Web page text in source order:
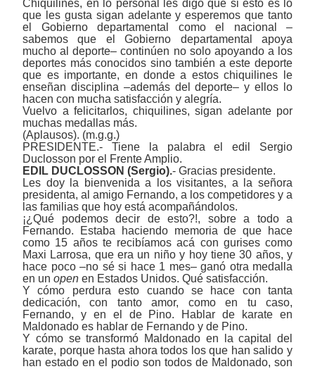
Chiquilines, en lo personal les digo que si esto es lo
que les gusta sigan adelante y esperemos que tanto
el Gobierno departamental como el nacional ‒
sabemos que el Gobierno departamental apoya
mucho al deporte‒ continúen no solo apoyando a los
deportes más conocidos sino también a este deporte
que es importante, en donde a estos chiquilines le
enseñan disciplina ‒además del deporte‒ y ellos lo
hacen con mucha satisfacción y alegría.
Vuelvo a felicitarlos, chiquilines, sigan adelante por
muchas medallas más.
(Aplausos). (m.g.g.)
PRESIDENTE.- Tiene la palabra el edil Sergio
Duclosson por el Frente Amplio.
EDIL DUCLOSSON (Sergio).- Gracias presidente.
Les doy la bienvenida a los visitantes, a la señora
presidenta, al amigo Fernando, a los competidores y a
las familias que hoy está acompañándolos.
¡¿Qué podemos decir de esto?!, sobre a todo a
Fernando. Estaba haciendo memoria de que hace
como 15 años te recibíamos acá con gurises como
Maxi Larrosa, que era un niño y hoy tiene 30 años, y
hace poco ‒no sé si hace 1 mes‒ ganó otra medalla
en un open en Estados Unidos. Qué satisfacción.
Y cómo perdura esto cuando se hace con tanta
dedicación, con tanto amor, como en tu caso,
Fernando, y en el de Pino. Hablar de karate en
Maldonado es hablar de Fernando y de Pino.
Y cómo se transformó Maldonado en la capital del
karate, porque hasta ahora todos los que han salido y
han estado en el podio son todos de Maldonado, son